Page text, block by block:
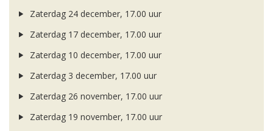
Zaterdag 24 december, 17.00 uur
Zaterdag 17 december, 17.00 uur
Zaterdag 10 december, 17.00 uur
Zaterdag 3 december, 17.00 uur
Zaterdag 26 november, 17.00 uur
Zaterdag 19 november, 17.00 uur